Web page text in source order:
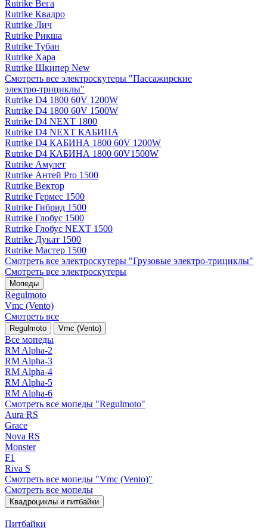
Rutrike Вега
Rutrike Квадро
Rutrike Лич
Rutrike Рикша
Rutrike Тубан
Rutrike Хара
Rutrike Шкипер New
Смотреть все электро­скутеры "Пассажирские
электро‑трициклы"
Rutrike D4 1800 60V 1200W
Rutrike D4 1800 60V 1500W
Rutrike D4 NEXT 1800
Rutrike D4 NEXT КАБИНА
Rutrike D4 КАБИНА 1800 60V 1200W
Rutrike D4 КАБИНА 1800 60V1500W
Rutrike Амулет
Rutrike Антей Pro 1500
Rutrike Вектор
Rutrike Гермес 1500
Rutrike Гибрид 1500
Rutrike Глобус 1500
Rutrike Глобус NEXT 1500
Rutrike Дукат 1500
Rutrike Мастер 1500
Смотреть все электро­скутеры "Грузовые электро‑трициклы"
Смотреть все электро­скутеры
Мопеды
Regulmoto
Vmc (Vento)
Смотреть все
Regulmoto Vmc (Vento)
Все мопеды
RM Alpha-2
RM Alpha-3
RM Alpha-4
RM Alpha-5
RM Alpha-6
Смотреть все мопеды "Regulmoto"
Aura RS
Grace
Nova RS
Monster
F1
Riva S
Смотреть все мопеды "Vmc (Vento)"
Смотреть все мопеды
Квадроциклы и питбайки
Питбайки